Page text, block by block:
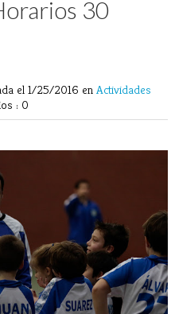
30
el 1/25/2016 en Actividades
: 0